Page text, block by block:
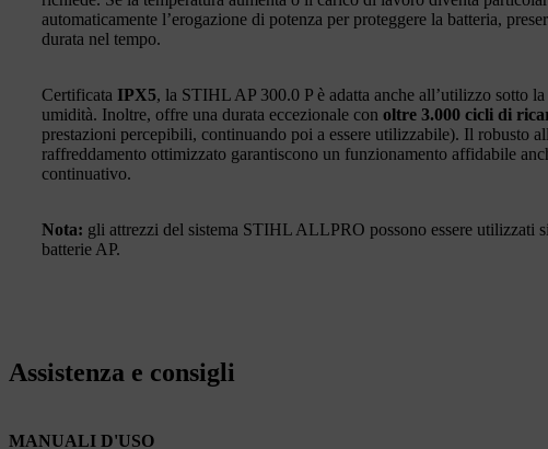
automaticamente l’erogazione di potenza per proteggere la batteria,
durata nel tempo.
Certificata IPX5, la STIHL AP 300.0 P è adatta anche all’utilizzo sotto
umidità. Inoltre, offre una durata eccezionale con oltre 3.000 cicli di
prestazioni percepibili, continuando poi a essere utilizzabile). Il robusto
raffreddamento ottimizzato garantiscono un funzionamento affidabile
continuativo.
Nota: gli attrezzi del sistema STIHL ALLPRO possono essere utilizzati
batterie AP.
Assistenza e consigli
MANUALI D'USO